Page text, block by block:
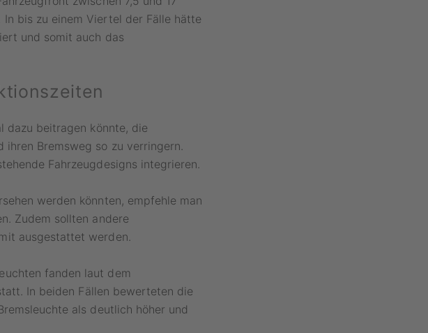
bis zu einem Viertel der Fälle hätte
und somit auch das
dazu beitragen könnte, die
Bremsweg so zu verringern.
Fahrzeugdesigns integrieren.
werden könnten, empfehle man
Zudem sollten andere
ausgestattet werden.
fanden laut dem
In beiden Fällen bewerteten die
als deutlich höher und